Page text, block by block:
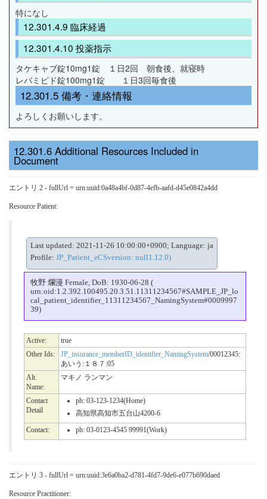
特になし
臨床経過
投薬指示
タケキャブ錠10mg1錠 １日2回 朝食後、就寝時
レバミピド錠100mg1錠 １日3回毎食後
備考・連絡情報
よろしくお願いします。
Additional Resources Included in
Document
エントリ 2 - fullUrl = urn:uuid:0a48a4bf-0d87-4efb-aafd-d45e0842a4dd
Resource Patient:
Last updated: 2021-11-26 10:00:00+0900; Language: ja
Profile: JP_Patient_eCSversion: null1.12.0)
牧野 爛漫 Female, DoB: 1930-06-28 (
urn:oid:1.2.392.100495.20.3.51.11311234567#SAMPLE_JP_lo
cal_patient_identifier_11311234567_NamingSystem#0009997
39)
Active:
true
Other Ids:
JP_insurance_memberID_identifier_NamingSystem/00012345:
あいう:１８７:05
Alt.
Name:
マキノ ランマン
Contact
Detail
ph: 03-123-1234(Home)
高知県高知市五台山4200-6
Contact:
ph: 03-0123-4545 99991(Work)
エントリ 3 - fullUrl = urn:uuid:3e6a0ba2-d781-4fd7-9de6-e077b690daed
Resource Practitioner: